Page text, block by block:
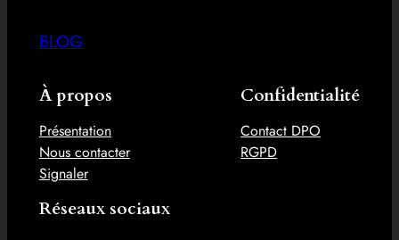
BLOG
À propos
Présentation
Nous contacter
Signaler
Confidentialité
Contact DPO
RGPD
Réseaux sociaux